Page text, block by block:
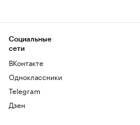
Социальные
сети
ВКонтакте
Одноклассники
Telegram
Дзен